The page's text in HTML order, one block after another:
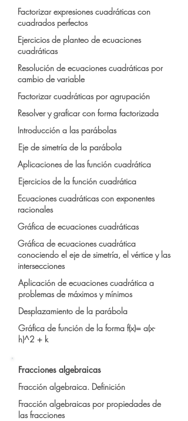
Factorizar expresiones cuadráticas con
cuadrados perfectos
Ejercicios de planteo de ecuaciones
cuadráticas
Resolución de ecuaciones cuadráticas por
cambio de variable
Factorizar cuadráticas por agrupación
Resolver y graficar con forma factorizada
Introducción a las parábolas
Eje de simetría de la parábola
Aplicaciones de las función cuadrática
Ejercicios de la función cuadrática
Ecuaciones cuadráticas con exponentes
racionales
Gráfica de ecuaciones cuadráticas
Gráfica de ecuaciones cuadrática
conociendo el eje de simetría, el vértice y las
intersecciones
Aplicación de ecuaciones cuadrática a
problemas de máximos y mínimos
Desplazamiento de la parábola
Gráfica de función de la forma f(x)= a(x-
h)^2 + k
Fracciones algebraicas
Fracción algebraica. Definición
Fracción algebraicas por propiedades de
las fracciones